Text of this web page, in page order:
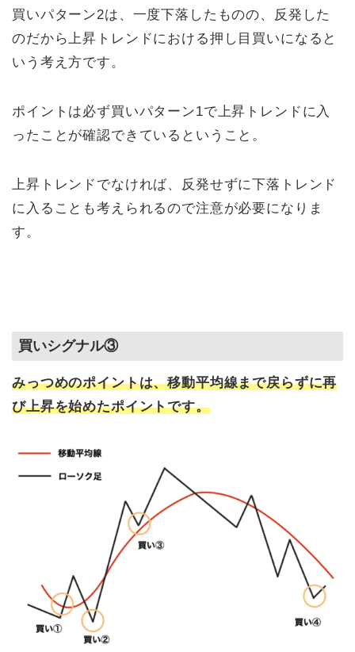
買いパターン2は、一度下落したものの、反発した
のだから上昇トレンドにおける押し目買いになると
いう考え方です。
ポイントは必ず買いパターン1で上昇トレンドに入
ったことが確認できているということ。
上昇トレンドでなければ、反発せずに下落トレンド
に入ることも考えられるので注意が必要になりま
す。
買いシグナル③
みっつめのポイントは、移動平均線まで戻らずに再
び上昇を始めたポイントです。